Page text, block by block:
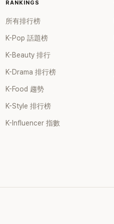
RANKINGS
所有排行榜
K-Pop 話題榜
K-Beauty 排行
K-Drama 排行榜
K-Food 趨勢
K-Style 排行榜
K-Influencer 指數